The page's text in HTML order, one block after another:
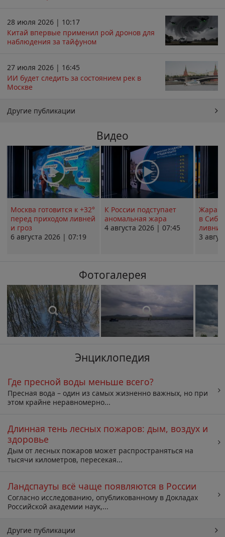
28 июля 2026 | 10:17
Китай впервые применил рой дронов для
наблюдения за тайфуном
27 июля 2026 | 16:45
ИИ будет следить за состоянием рек в
Москве
Другие публикации
Видео
Москва готовится к +32°
перед приходом ливней
и гроз
6 августа 2026 | 07:19
К России подступает
аномальная жара
4 августа 2026 | 07:45
Жара в
в
ливни
3
Фотогалерея
Энциклопедия
Где пресной воды меньше всего?
Пресная вода – один из самых жизненно важных, но при
этом крайне неравномерно...
Длинная тень лесных пожаров: дым, воздух и
здоровье
Дым от лесных пожаров может распространяться на
тысячи километров, пересекая...
Ландспауты всё чаще появляются в России
Согласно исследованию, опубликованному в Докладах
Российской академии наук,...
Другие публикации